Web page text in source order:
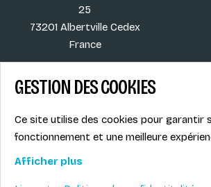
25
73201 Albertville Cedex
France
Les plus ESI
Offres d'emploi
Le syndicat SIMS
GESTION DES COOKIES
Ce site utilise des cookies pour garantir
fonctionnement et une meilleure
Afficher plus